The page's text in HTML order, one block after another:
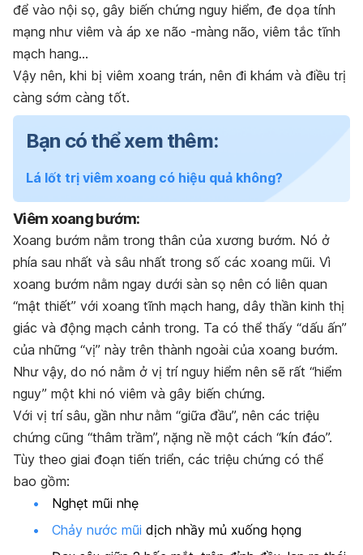
để vào nội sọ, gây biến chứng nguy hiểm, đe dọa tính
mạng như viêm và áp xe não -màng não, viêm tắc tĩnh
mạch hang…
Vậy nên, khi bị viêm xoang trán, nên đi khám và điều trị
càng sớm càng tốt.
Bạn có thể xem thêm:
Lá lốt trị viêm xoang có hiệu quả không?
Viêm xoang bướm:
Xoang bướm nằm trong thân của xương bướm. Nó ở
phía sau nhất và sâu nhất trong số các xoang mũi. Vì
xoang bướm nằm ngay dưới sàn sọ nên có liên quan
“mật thiết” với xoang tĩnh mạch hang, dây thần kinh thị
giác và động mạch cảnh trong. Ta có thể thấy “dấu ấn”
của những “vị” này trên thành ngoài của xoang bướm.
Như vậy, do nó nằm ở vị trí nguy hiểm nên sẽ rất “hiểm
nguy” một khi nó viêm và gây biến chứng.
Với vị trí sâu, gần như nằm “giữa đầu”, nên các triệu
chứng cũng “thâm trầm”, nặng nề một cách “kín đáo”.
Tùy theo giai đoạn tiến triển, các triệu chứng có thể
bao gồm:
Nghẹt mũi nhẹ
Chảy nước mũi dịch nhầy mủ xuống họng